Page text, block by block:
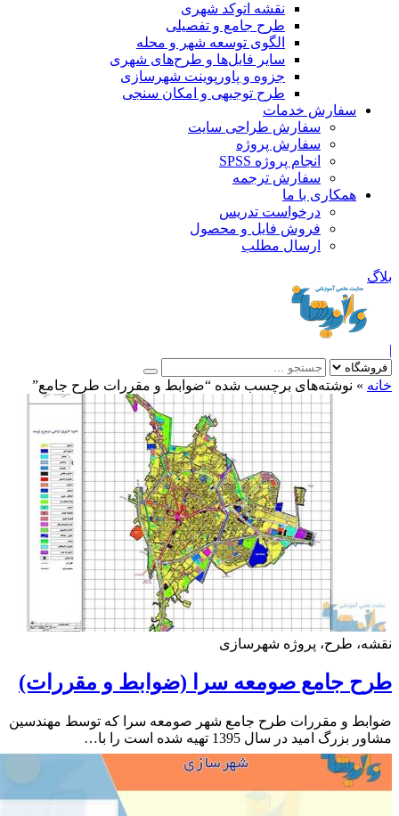
نقشه اتوکد شهری
طرح جامع و تفصیلی
الگوی توسعه شهر و محله
سایر فایل‌ها و طرح‌های شهری
جزوه و پاورپوینت شهرسازی
طرح توجیهی و امکان سنجی
سفارش خدمات
سفارش طراحی سایت
سفارش پروژه
انجام پروژه SPSS
سفارش ترجمه
همکاری با ما
درخواست تدریس
فروش فایل و محصول
ارسال مطلب
»نوشته‌های برچسب شده “ضوابط و مقررات طرح جامع”
طرح، پروژه شهرسازی
جامع صومعه سرا (ضوابط و مقررات)
و مقررات طرح جامع شهر صومعه سرا که توسط مهندسین
امید در سال 1395 تهیه شده است را با…